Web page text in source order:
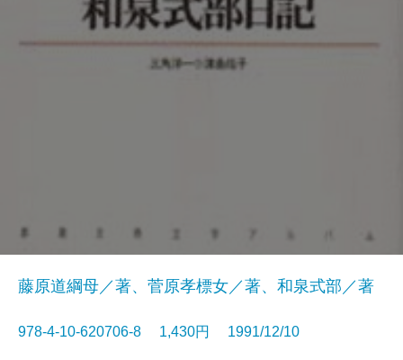
藤原道綱母／著、菅原孝標女／著、和泉式部／著
978-4-10-620706-8 1,430円 1991/12/10